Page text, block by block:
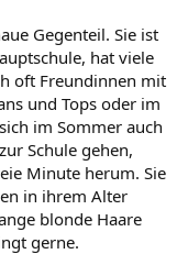
Gegenteil. Sie ist
hat viele
oft Freundinnen mit
und Tops oder im
im Sommer auch
Schule gehen,
Minute herum. Sie
in ihrem Alter
blonde Haare
gerne.